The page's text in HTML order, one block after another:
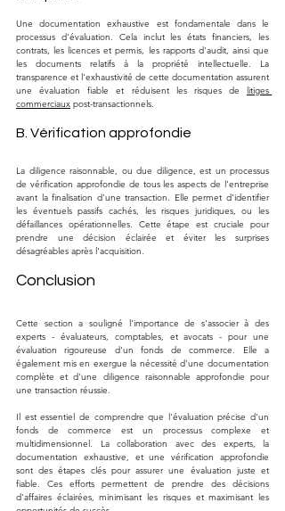
Une documentation exhaustive est fondamentale dans le
processus d'évaluation. Cela inclut les états financiers, les
contrats, les licences et permis, les rapports d'audit, ainsi que
les documents relatifs à la propriété intellectuelle. La
transparence et l'exhaustivité de cette documentation assurent
une évaluation fiable et réduisent les risques de litiges
commerciaux post-transactionnels.
B. Vérification approfondie
La diligence raisonnable, ou due diligence, est un processus
de vérification approfondie de tous les aspects de l'entreprise
avant la finalisation d'une transaction. Elle permet d'identifier
les éventuels passifs cachés, les risques juridiques, ou les
défaillances opérationnelles. Cette étape est cruciale pour
prendre une décision éclairée et éviter les surprises
désagréables après l'acquisition.
Conclusion
Cette section a souligné l'importance de s'associer à des
experts - évaluateurs, comptables, et avocats - pour une
évaluation rigoureuse d'un fonds de commerce. Elle a
également mis en exergue la nécessité d'une documentation
complète et d'une diligence raisonnable approfondie pour
une transaction réussie.
Il est essentiel de comprendre que l'évaluation précise d'un
fonds de commerce est un processus complexe et
multidimensionnel. La collaboration avec des experts, la
documentation exhaustive, et une vérification approfondie
sont des étapes clés pour assurer une évaluation juste et
fiable. Ces efforts permettent de prendre des décisions
d'affaires éclairées, minimisant les risques et maximisant les